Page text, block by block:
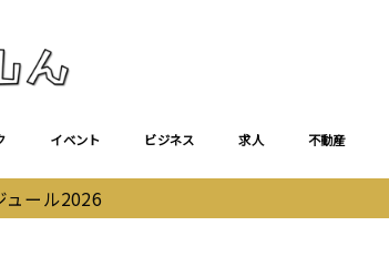
イベント ビジネス 求人 不動産
ュール2026